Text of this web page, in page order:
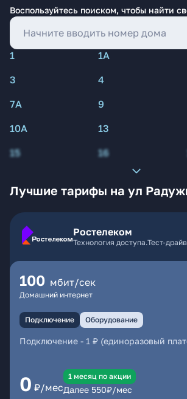
Воспользуйтесь поиском, чтобы найти
1 1А
3
4
7А
9
10А
13
15
16
Лучшие тарифы на ул
Ростелеком
Технология доступа.Тест-драйв
100 мбит/сек
Домашний интернет
Подключение Оборудование
Подключение - 1 ₽ (единоразовый
0 ₽/мес
1 месяц по акции
Далее 550₽/мес